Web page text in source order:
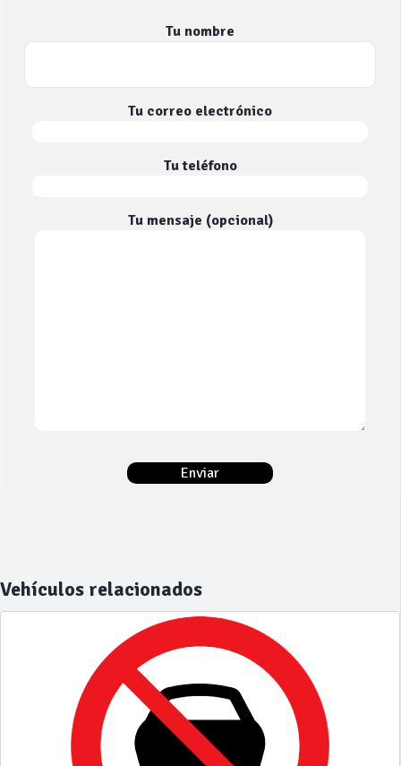
Tu nombre
Tu correo electrónico
Tu teléfono
Tu mensaje (opcional)
Vehículos relacionados